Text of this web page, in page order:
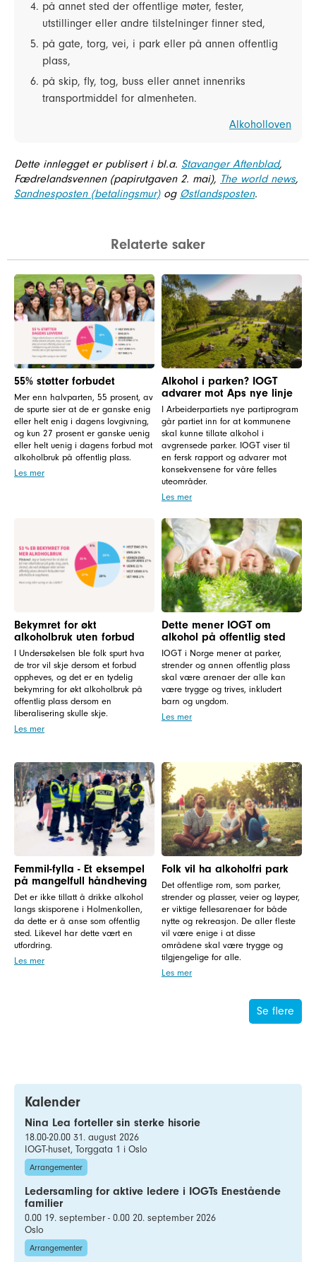
på annet sted der offentlige møter, fester,
utstillinger eller andre tilstelninger finner sted,
på gate, torg, vei, i park eller på annen offentlig
plass,
på skip, fly, tog, buss eller annet innenriks
transportmiddel for almenheten.
Alkoholloven
Dette innlegget er publisert i bl.a. Stavanger Aftenblad,
Fædrelandsvennen (papirutgaven 2. mai), The world news,
Sandnesposten (betalingsmur)og Østlandsposten.
Relaterte saker
55% støtter forbudet
Mer enn halvparten, 55 prosent, av
de spurte sier at de er ganske enig
eller helt enig i dagens lovgivning,
og kun 27 prosent er ganske uenig
eller helt uenig i dagens forbud mot
alkoholbruk på offentlig plass.
Les mer
Alkohol i parken? IOGT
advarer mot Aps nye linje
I Arbeiderpartiets nye partiprogram
går partiet inn for at kommunene
skal kunne tillate alkohol i
avgrensede parker. IOGT viser til
en fersk rapport og advarer mot
konsekvensene for våre felles
uteområder.
Les mer
Bekymret for økt
alkoholbruk uten forbud
I Undersøkelsen ble folk spurt hva
de tror vil skje dersom et forbud
oppheves, og det er en tydelig
bekymring for økt alkoholbruk på
offentlig plass dersom en
liberalisering skulle skje.
Les mer
Dette mener IOGT om
alkohol på offentlig sted
IOGT i Norge mener at parker,
strender og annen offentlig plass
skal være arenaer der alle kan
være trygge og trives, inkludert
barn og ungdom.
Les mer
Femmil-fylla - Et eksempel
på mangelfull håndheving
Det er ikke tillatt å drikke alkohol
langs skisporene i Holmenkollen,
da dette er å anse som offentlig
sted. Likevel har dette vært en
utfordring.
Les mer
Folk vil ha alkoholfri park
Det offentlige rom, som parker,
strender og plasser, veier og løyper,
er viktige fellesarenaer for både
nytte og rekreasjon. De aller fleste
vil være enige i at disse
områdene skal være trygge og
tilgjengelige for alle.
Les mer
Se flere
Kalender
Nina Lea forteller sin sterke hisorie
18.00-20.00 31. august 2026
IOGT-huset, Torggata 1 i Oslo
Arrangementer
Ledersamling for aktive ledere i IOGTs Enestående
familier
0.00 19. september - 0.00 20. september 2026
Oslo
Arrangementer